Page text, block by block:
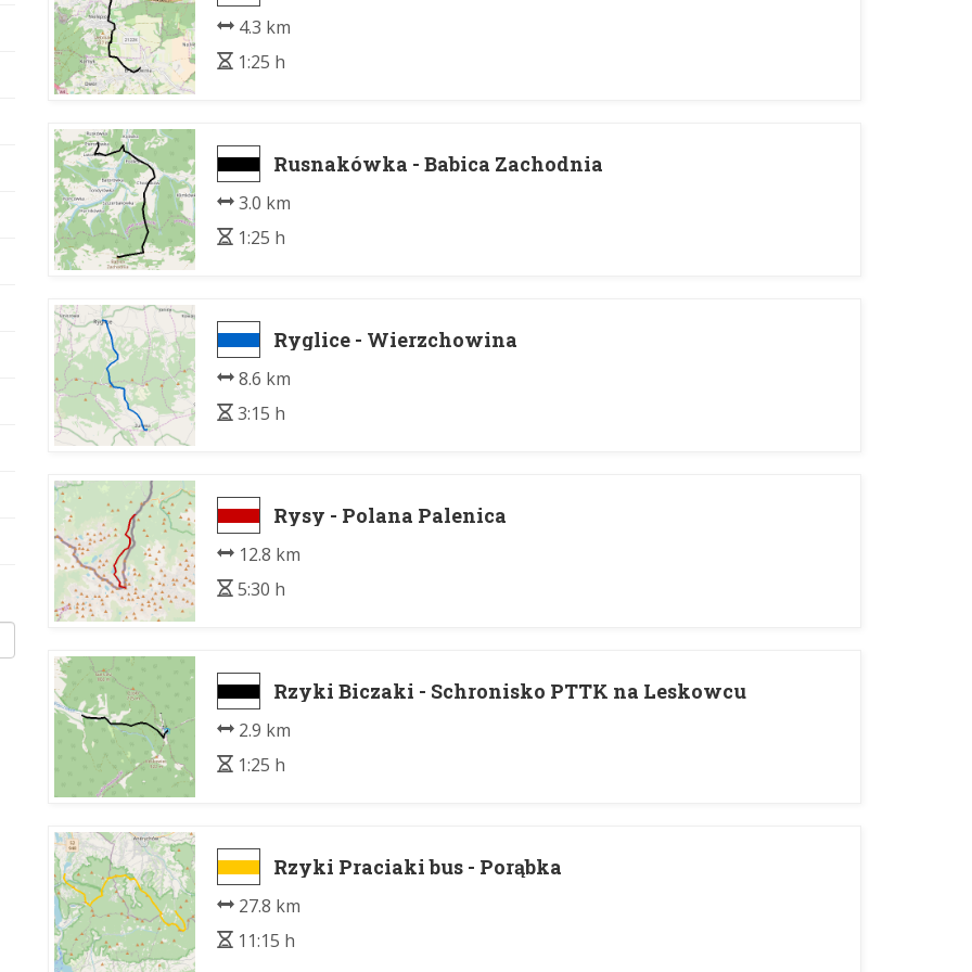
4.3 km
1:25 h
Rusnakówka - Babica Zachodnia
3.0 km
1:25 h
Ryglice - Wierzchowina
8.6 km
3:15 h
Rysy - Polana Palenica
12.8 km
5:30 h
Rzyki Biczaki - Schronisko PTTK na Leskowcu
2.9 km
1:25 h
Rzyki Praciaki bus - Porąbka
27.8 km
11:15 h